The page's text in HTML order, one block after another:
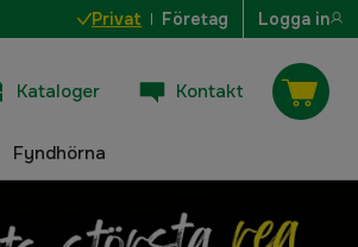
Privat Företag Logga in
Kataloger Kontakt
Fyndhörna